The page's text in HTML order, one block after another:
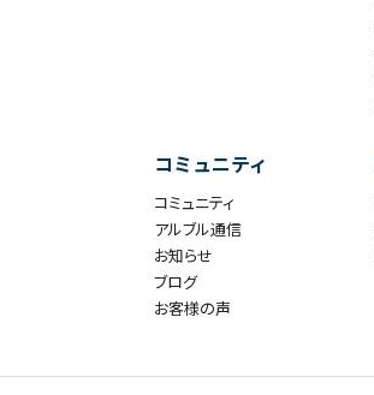
コミュニティ
コミュニティ
アルブル通信
お知らせ
ブログ
お客様の声